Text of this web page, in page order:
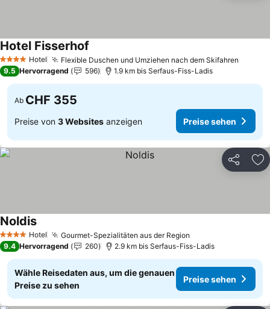
4 Sterne Hotel Flexible Duschen und Umziehen nach dem Skifahren
Hotel Fisserhof
9.5 Hervorragend 596 1.9 km bis Serfaus-Fiss-Ladis
Ab CHF 355
Preise von 3 Websites anzeigen Preise sehen
Teilen
4 Sterne Hotel Gourmet-Spezialitäten aus der Region
Noldis
9.4 Hervorragend 260 2.9 km bis Serfaus-Fiss-Ladis
Wähle Reisedaten aus, um die genauen
Preise zu sehen
Preise sehen